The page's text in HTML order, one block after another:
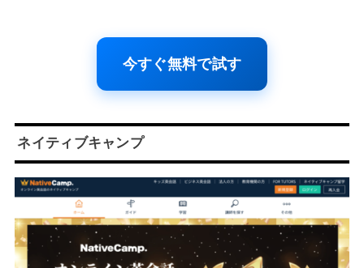
今すぐ無料で試す
ネイティブキャンプ